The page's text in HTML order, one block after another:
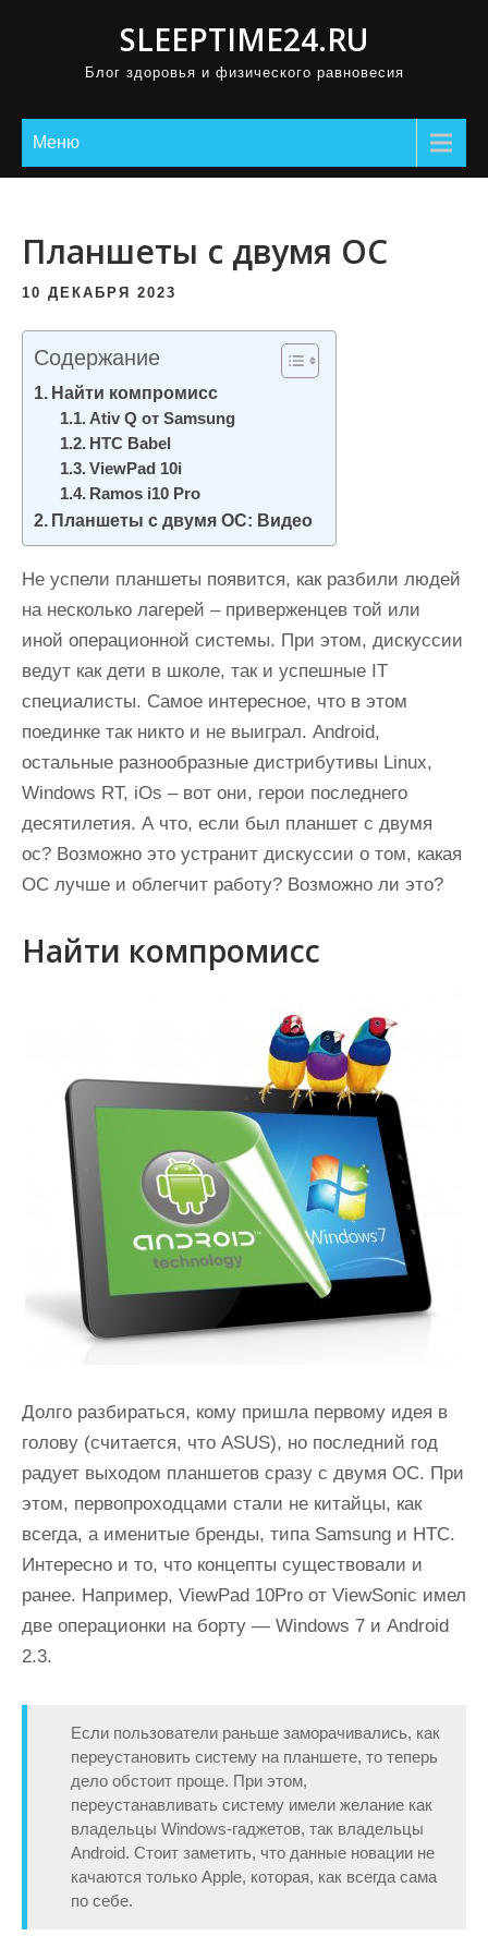
SLEEPTIME24.RU
Блог здоровья и физического равновесия
Меню
Планшеты с двумя ОС
10 ДЕКАБРЯ 2023
Содержание
Найти компромисс
Ativ Q от Samsung
HTC Babel
ViewPad 10i
Ramos i10 Pro
Планшеты с двумя ОС: Видео
Не успели планшеты появится, как разбили людей
на несколько лагерей – приверженцев той или
иной операционной системы. При этом, дискуссии
ведут как дети в школе, так и успешные IT
специалисты. Самое интересное, что в этом
поединке так никто и не выиграл. Android,
остальные разнообразные дистрибутивы Linux,
Windows RT, iOs – вот они, герои последнего
десятилетия. А что, если был планшет с двумя
ос? Возможно это устранит дискуссии о том, какая
ОС лучше и облегчит работу? Возможно ли это?
Найти компромисс
Долго разбираться, кому пришла первому идея в
голову (считается, что ASUS), но последний год
радует выходом планшетов сразу с двумя ОС. При
этом, первопроходцами стали не китайцы, как
всегда, а именитые бренды, типа Samsung и HTC.
Интересно и то, что концепты существовали и
ранее. Например, ViewPad 10Pro от ViewSonic имел
две операционки на борту — Windows 7 и Android
2.3.
Если пользователи раньше заморачивались, как
переустановить систему на планшете, то теперь
дело обстоит проще. При этом,
переустанавливать систему имели желание как
владельцы Windows-гаджетов, так владельцы
Android. Стоит заметить, что данные новации не
качаются только Apple, которая, как всегда сама
по себе.